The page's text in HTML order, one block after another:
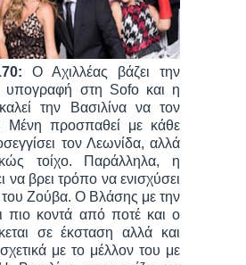
Ο Αχιλλέας βάζει την
υπογραφή στη Sofo και η
την Βασιλίνα να τον
Μένη προσπαθεί με κάθε
τον Λεωνίδα, αλλά
τοίχο. Παράλληλα, η
να βρει τρόπο να ενισχύσει
του Ζούβα. Ο Βλάσης με την
πιο κοντά από ποτέ και ο
σε έκσταση αλλά και
με το μέλλον του με